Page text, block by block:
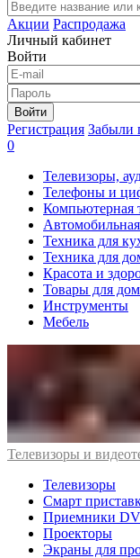
Акции Распродажа
Личный кабинет
Войти
Войти
Регистрация Забыли
0
Телевизоры,
Телефоны и
Компьютерная
Техника для
Техника для
Красота и
Товары для
Инструменты
Мебель
Телевизоры и
Телевизоры
Смарт
Приемники
Проекторы
Экраны для